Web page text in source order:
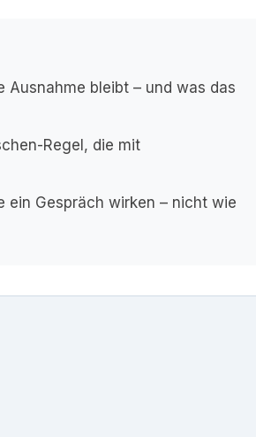
Ausnahme bleibt – und was das
Regel, die mit
ein Gespräch wirken – nicht wie